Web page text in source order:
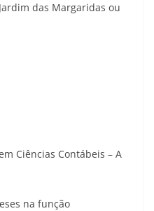
das Margaridas ou
Ciências Contábeis – A
na função